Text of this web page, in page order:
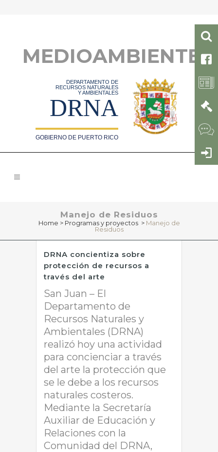
MEDIOAMBIENTE
DEPARTAMENTO DE
RECURSOS NATURALES
Y AMBIENTALES
DRNA
GOBIERNO DE PUERTO RICO
Manejo de Residuos
Home > Programas y proyectos > Manejo de
Residuos
DRNA concientiza sobre
protección de recursos a
través del arte
San Juan – El
Departamento de
Recursos Naturales y
Ambientales (DRNA)
realizó hoy una actividad
para concienciar a través
del arte la protección que
se le debe a los recursos
naturales costeros.
Mediante la Secretaría
Auxiliar de Educación y
Relaciones con la
Comunidad del DRNA,